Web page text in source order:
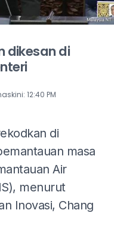
dikesan di
: 12:40 PM
di
masa
Air
menurut
Inovasi, Chang